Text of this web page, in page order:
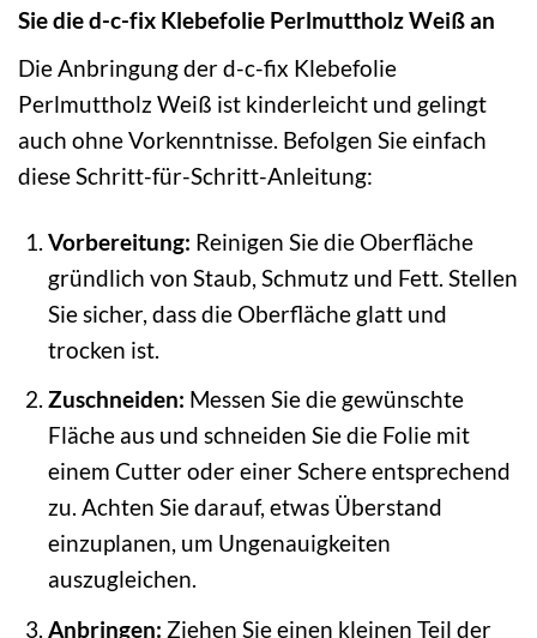
Sie die d-c-fix Klebefolie Perlmuttholz Weiß an
Die Anbringung der d-c-fix Klebefolie
Perlmuttholz Weiß ist kinderleicht und gelingt
auch ohne Vorkenntnisse. Befolgen Sie einfach
diese Schritt-für-Schritt-Anleitung:
Vorbereitung: Reinigen Sie die Oberfläche
gründlich von Staub, Schmutz und Fett. Stellen
Sie sicher, dass die Oberfläche glatt und
trocken ist.
Zuschneiden: Messen Sie die gewünschte
Fläche aus und schneiden Sie die Folie mit
einem Cutter oder einer Schere entsprechend
zu. Achten Sie darauf, etwas Überstand
einzuplanen, um Ungenauigkeiten
auszugleichen.
Anbringen: Ziehen Sie einen kleinen Teil der